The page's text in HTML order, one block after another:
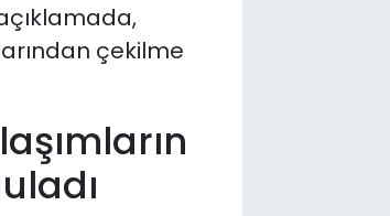
çekilme